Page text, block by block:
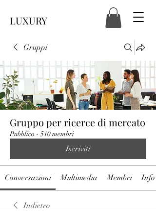
LUXURY
Gruppi
Gruppo per ricerce di mercato
Pubblico · 510 membri
Iscriviti
Conversazioni Multimedia Membri Info
Indietro